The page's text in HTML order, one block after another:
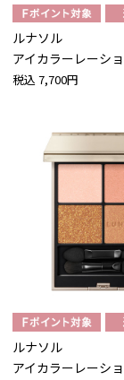
ルナソル
アイカラーレーシ
税込 7,700円
ルナソル
アイカラーレーシ